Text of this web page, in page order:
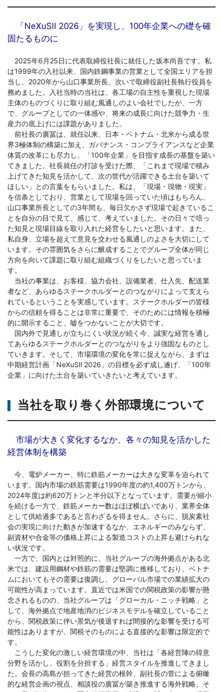
「NeXuSⅡ 2026」を実現し、100年企業への礎を確
固たるものに
2025年6月25日に代表取締役社長に就任した坂本尚吾です。私
は1999年の入社以来、国内鉄鋼事業の営業として全国エリアを担
当し、2020年から山口事業所長、次いで取締役副社長執行役員を
務めました。入社当時の当社は、各工場の自主性を重視した現場
主体のものづくりに取り組む風通しのよい会社でしたが、一方
で、グループとしての一体感や、将来の成長に向けた競争力・生
産力の底上げには課題がありました。
前社長の廣冨は、就任以来、日本・ベトナム・北米から成る世
界3極体制の構築に加え、ガバナンス・コンプライアンスなど企業
体質の改革にも尽力し、「100年企業」を目指す成長の基盤を築い
てきました。社長就任の打診を受けた際、「これまで現場で積み
上げてきた知見を活かして、次の世代が活躍できる土台を築いて
ほしい」との言葉をもらいました。私は、「現場・現物・現実」
を信条としており、営業として現場を回っていた頃はもちろん、
山口事業所長としての3年間も、毎日欠かさず現場で起きているこ
とを自分の目で見て、感じて、考えていました。その日々で培っ
た知見と現場目線を取り入れた経営をしたいと思います。また、
私自身、立場を超えて意見を交わせる風通しのよさを大切にして
います。その雰囲気をさらに醸成することでグループ全体が同じ
方向を向いて課題に取り組む組織づくりをしたいと思っていま
す。
当社の事業は、お客様、協力会社、設備業者、仕入先、配送業
者など、あらゆるステークホルダーとのつながりによって支えら
れているということを実感しています。ステークホルダーの皆様
からの信頼を得ることは非常に重要で、そのためには情報を積極
的に開示すること、嘘をつかないことが大切です。
国内外で見通しが立ちにくい状況が続く今、誠実な経営を通し
てあらゆるステークホルダーとのつながりをより強固なものとし
ていきます。そして、市場環境の変化を常に捉えながら、まずは
中期経営計画「NeXuSⅡ 2026」の目標を必ず成し遂げ、「100年
企業」に向けた土台を築いていきたいと考えています。
当社を取り巻く外部環境について
市場が大きく変化するなか、各々の知見を活かした
経営体制を構築
今、電炉メーカー、特に鉄筋メーカーは大きな変革を迫られて
います。国内市場の鉄筋需要は1990年度の約1,400万トンから、
2024年度は約620万トンと半分以下となっています。需要が縮小
を続ける一方で、鉄筋メーカー数はほぼ横ばいであり、業界全体
として供給過多であると言わざるを得ません。さらに、脱炭素社
会の実現に向けた動きが加速するなか、エネルギーのみならず、
副資材や合金等の価格上昇による製造コストの上昇も避けられな
い状況です。
一方で、国内とは対照的に、当社グループの海外拠点がある北
米では、建設用鋼材や鉄筋の需要は堅調に推移しており、ベトナ
ムにおいてもその需要は復調し、グローバル市場での業績拡大の
可能性が高まっています。直近では米国での関税政策の影響が懸
念されるものの、当社グループは「グローカル・ニッチ戦略」と
して、海外拠点で地産地消のビジネスモデルを確立していること
から、関税政策に伴い景気が後退すれば間接的な影響を受ける可
能性はありますが、関税そのものによる直接的な影響は限定的で
す。
こうした変化の激しい経営環境の中、当社は「各経営陣の得意
分野を活かし、役割を分担する」経営スタイルを推進してきまし
た。会長の高島が担ってきた経営の根幹、副社長の菅による俯瞰
的な経営企画の視点、相談役の廣冨が築き推進する海外戦略、そ